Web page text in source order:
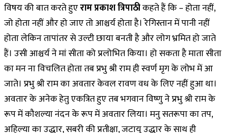
विषय की बात करते हुएराम प्रकाश त्रिपाठीकहते हैं कि – होता नहीं,
जो होता नहीं और हो जाए तो आश्चर्य होता है। रेगिस्तान में पानी नहीं
होता लेकिन तापांतर से उल्टी छाया बनती है और लोग भ्रमित हो जाते
हैं। उसी आश्चर्य ने मां सीता को प्रलोभित किया। हो सकता है माता सीता
का मन ना विचलित होता तब प्रभु श्री राम ही स्वर्ण मृग के लोभ में आ
जाते। प्रभु श्री राम का अवतार केवल रावण वध के लिए नहीं हुआ था।
अवतार के अनेक हेतु एकत्रित हुए तब भगवान विष्णु ने प्रभु श्री राम के
रूप में कौशल्या नंदन के रूप में अवतार लिया। मनु सतरूपा का तप,
अहिल्या का उद्धार, सबरी की प्रतीक्षा, जटायु उद्धार के साथ ही